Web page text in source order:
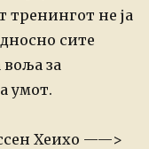
тренингот не ја
сите
за
умот.
Хеихо ——>